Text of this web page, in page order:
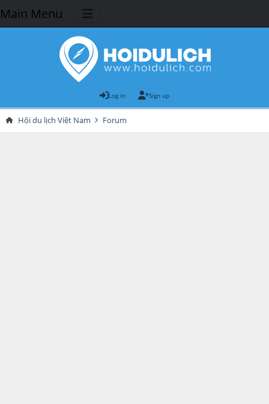
Main Menu
Log in Sign up
Hội du lịch Việt Nam Forum